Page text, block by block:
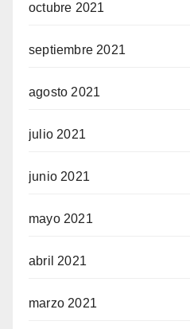
octubre 2021
septiembre 2021
agosto 2021
julio 2021
junio 2021
mayo 2021
abril 2021
marzo 2021